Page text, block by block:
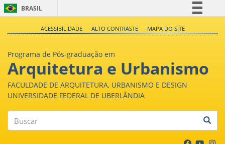
BRASIL
Acesso à informação
Legislação
ACESSIBILIDADE ALTO CONTRASTE MAPA DO SITE
Programa de Pós-graduação em
Arquitetura e Urbanismo
FACULDADE DE ARQUITETURA, URBANISMO E DESIGN
UNIVERSIDADE FEDERAL DE UBERLÂNDIA